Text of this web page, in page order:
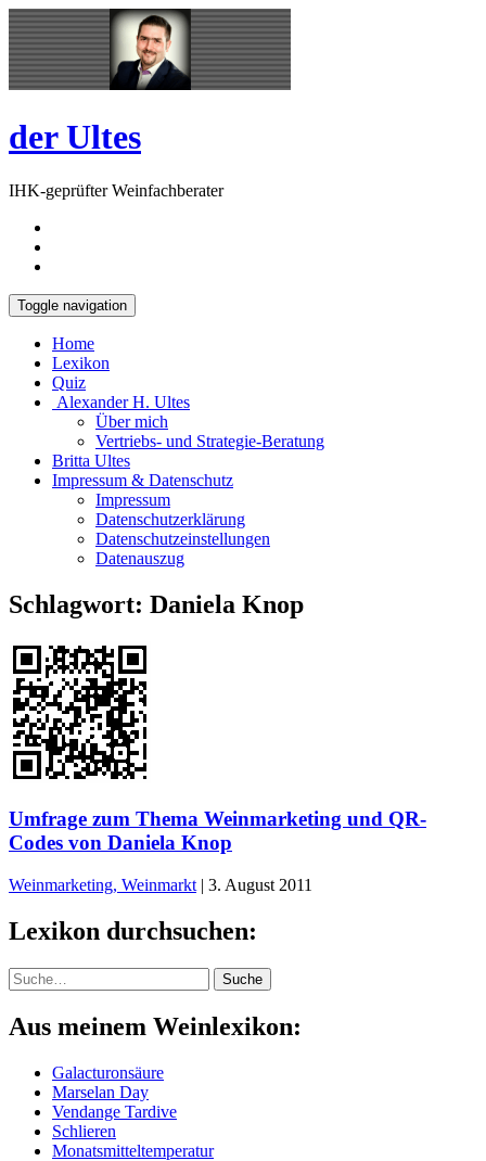
Skip
to
content
Open
Sidebar
der Ultes
IHK-geprüfter Weinfachberater
Toggle navigation
Home
Lexikon
Quiz
Alexander H. Ultes
Über mich
Vertriebs- und Strategie-Beratung
Britta Ultes
Impressum & Datenschutz
Impressum
Datenschutzerklärung
Datenschutzeinstellungen
Datenauszug
Schlagwort: Daniela Knop
Umfrage zum Thema Weinmarketing und QR-
Codes von Daniela Knop
Weinmarketing, Weinmarkt | 3. August 2011
Lexikon durchsuchen:
Suche Suche
Aus meinem Weinlexikon:
Galacturonsäure
Marselan Day
Vendange Tardive
Schlieren
Monatsmitteltemperatur